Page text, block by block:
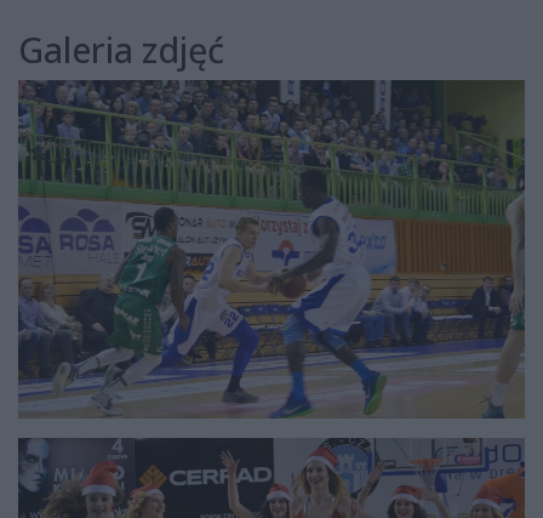
Galeria zdjęć